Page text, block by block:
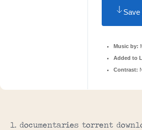
Save
Music by:
Added to
Contrast:
documentaries torrent